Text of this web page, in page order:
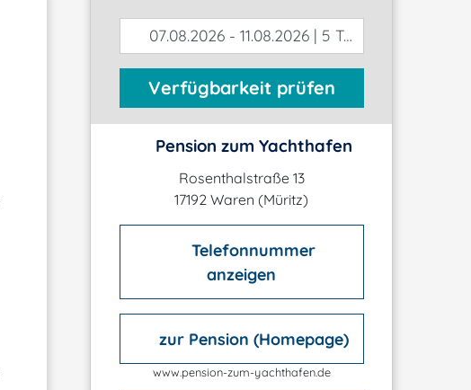
07.08.2026 - 11.08.2026 | 5 Tage
Verfügbarkeit prüfen
Pension zum Yachthafen
Rosenthalstraße 13
17192 Waren (Müritz)
Telefonnummer
anzeigen
zur Pension (Homepage)
www.pension-zum-yachthafen.de